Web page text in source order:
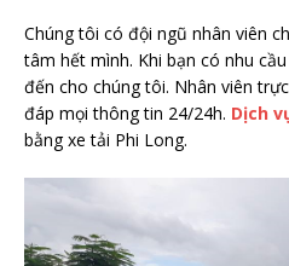
Chúng tôi có đội ngũ nhân viên
tâm hết mình. Khi bạn có nhu
đến cho chúng tôi. Nhân viên
đáp mọi thông tin 24/24h. Dịch
bằng xe tải Phi Long.